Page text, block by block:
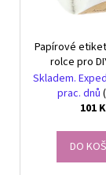
Papírové
rolce pro
sklenice a
Skladem.
prac. dnů
101
DO
NÁHRDELNÍK
NÁUŠNICE
ROZPUSTILÉ